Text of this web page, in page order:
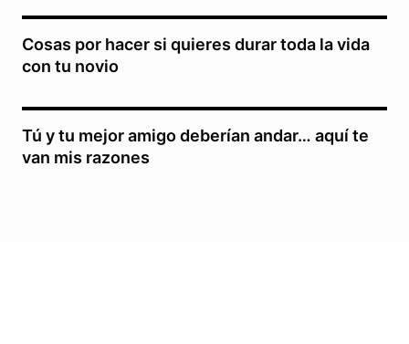
Cosas por hacer si quieres durar toda la vida
con tu novio
Tú y tu mejor amigo deberían andar… aquí te
van mis razones